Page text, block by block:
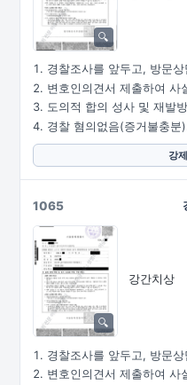
경찰조사를 앞두고, 방문상
변호인의견서 제출하여 사
도의적 합의 성사 및 재발
경찰 혐의없음(증거불충분
강
1065
강간치상
경찰조사를 앞두고, 방문상
변호인의견서 제출하여 사